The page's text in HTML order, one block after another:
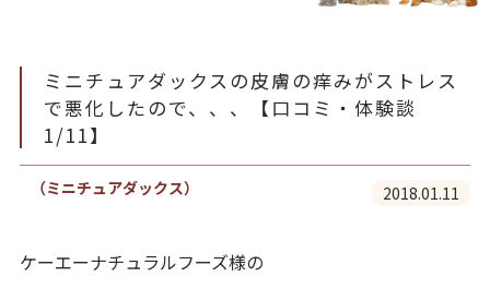
ミニチュアダックスの皮膚の痒みがストレス
で悪化したので、、、【口コミ・体験談
1/11】
（ミニチュアダックス） 2018.01.11
ケーエーナチュラルフーズ様の